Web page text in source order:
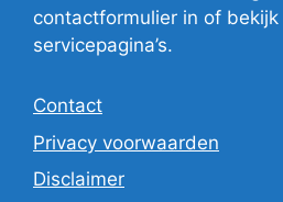
contactformulier in of bekijk
servicepagina’s.
Contact
Privacy voorwaarden
Disclaimer